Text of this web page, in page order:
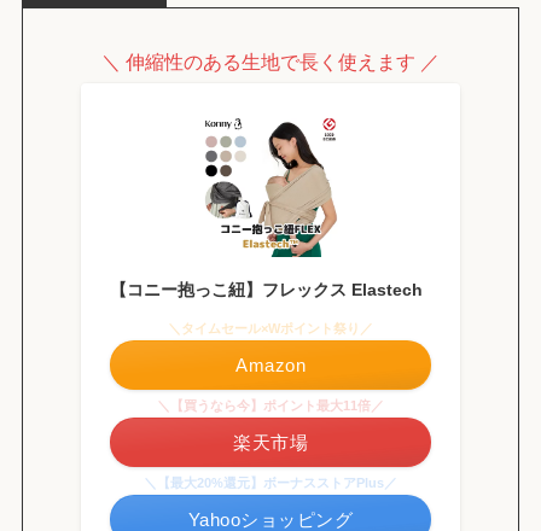
＼ 伸縮性のある生地で長く使えます ／
【コニー抱っこ紐】フレックス Elastech
＼タイムセール×Wポイント祭り／
Amazon
＼【買うなら今】ポイント最大11倍／
楽天市場
＼【最大20%還元】ボーナスストアPlus／
Yahooショッピング